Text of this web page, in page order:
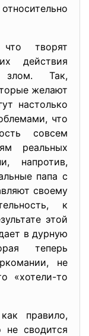
что творят
действия
злом. Так,
желают
настолько
что
совсем
реальных
напротив,
папа с
своему
к
этой
в дурную
теперь
не
«хотели-то
правило,
сводится